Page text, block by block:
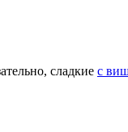
сладкие с